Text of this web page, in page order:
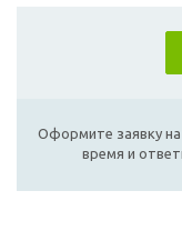
Оформите заявку
время и